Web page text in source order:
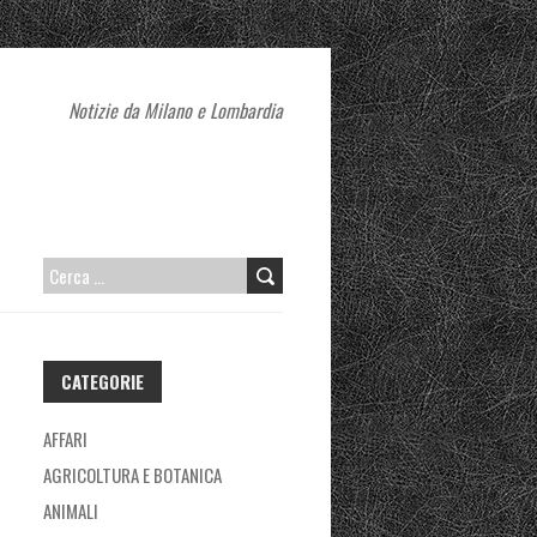
Notizie da Milano e Lombardia
RICERCA
CATEGORIE
AFFARI
AGRICOLTURA E BOTANICA
ANIMALI